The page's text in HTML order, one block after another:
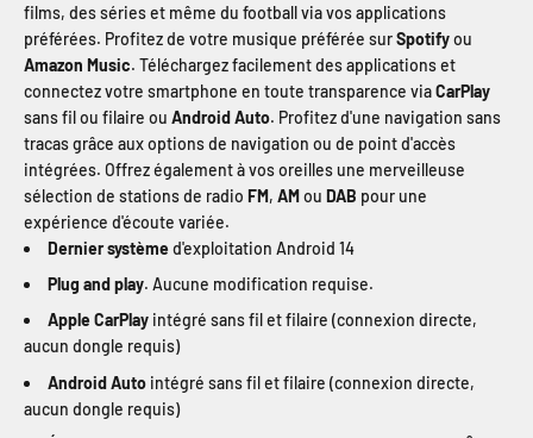
films, des séries et même du football via vos applications
préférées. Profitez de votre musique préférée surSpotifyou
Amazon Music. Téléchargez facilement des applications et
connectez votre smartphone en toute transparence viaCarPlay
sans fil ou filaire ou Android Auto. Profitez d'une navigation sans
tracas grâce aux options de navigation ou de point d'accès
intégrées. Offrez également à vos oreilles une merveilleuse
sélection de stations de radio FM, AMou DAB pour une
expérience d'écoute variée.
Dernier système d'exploitation Android 14
Plug and play. Aucune modification requise.
Apple CarPlay intégré sans fil et filaire (connexion directe,
aucun dongle requis)
Android Auto intégré sans fil et filaire (connexion directe,
aucun dongle requis)